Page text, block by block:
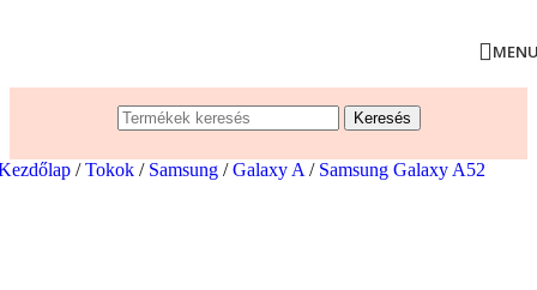
Keresés
/ Tokok / Samsung / Galaxy A / Samsung Galaxy A52